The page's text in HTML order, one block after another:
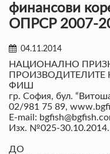
финансови
ОПРСР 2007-
04.11.2014
НАЦИОНАЛНО
ПРОИЗВОДИТЕЛИТЕ
ФИШ
гр. София, бул.
02/981 75 89,
E-mail:
Изх. №025-30.10.2014.
ДО